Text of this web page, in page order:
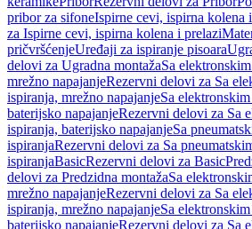
pribor za sifoneIspirne cevi, ispirna kolena
za Ispirne cevi, ispirna kolena i prelazi
pričvršćenjeUređaji za ispiranje pisoara
delovi za Ugradna montažaSa
mrežno napajanjeRezervni delovi za Sa
ispiranja, mrežno napajanjeSa
baterijsko napajanjeRezervni delovi za Sa
ispiranja, baterijsko napajanjeSa
ispiranjaRezervni delovi za Sa
ispiranjaBasicRezervni delovi za Basic
delovi za Predzidna montažaSa
mrežno napajanjeRezervni delovi za Sa
ispiranja, mrežno napajanjeSa
baterijsko napajanjeRezervni delovi za Sa